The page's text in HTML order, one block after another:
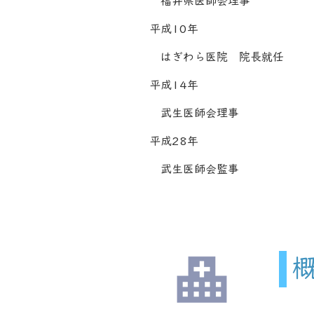
平成10年
はぎわら医院 院長就任
平成14年
武生医師会理事
平成28年
武生医師会監事